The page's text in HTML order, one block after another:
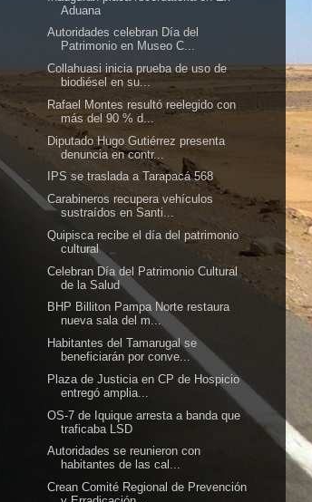
Aduana
Autoridades celebran Día del
Patrimonio en Museo C...
Collahuasi inicia prueba de uso de
biodiésel en su...
Rafael Montes resultó reelegido con
más del 90 % d...
Diputado Hugo Gutiérrez presenta
denuncia en contr...
IPS se traslada a Tarapacá 568
Carabineros recupera vehículos
sustraídos en Santi...
Quipisca recibe el día del patrimonio
cultural
Celebran Día del Patrimonio Cultural
de la Salud
BHP Billiton Pampa Norte restaura
nueva sala del m...
Habitantes del Tamarugal se
beneficiarán por conve...
Plaza de Justicia en CP de Hospicio
entregó amplia...
OS-7 de Iquique arresta a banda que
traficaba LSD
Autoridades se reunieron con
habitantes de las cal...
Crean Comité Regional de Prevención